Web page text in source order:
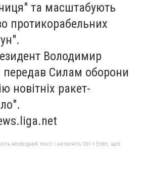
та масштабують
протикорабельних
Володимир
передав Силам оборони
новітніх ракет-
необхідний текст і натисніть Ctrl + Enter, щоб